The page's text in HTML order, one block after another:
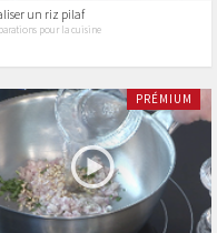
un riz pilaf
pour la cuisine
PRÉMIUM